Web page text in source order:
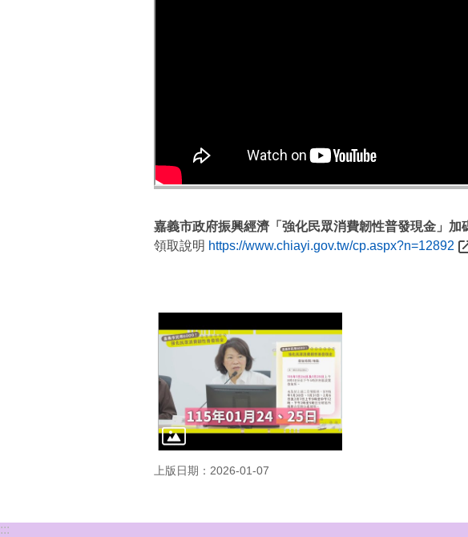
嘉義市政府振興經濟「強化民眾消費韌性普發現金」加
領取說明 https://www.chiayi.gov.tw/cp.aspx?n=12892
上版日期：2026-01-07
:::